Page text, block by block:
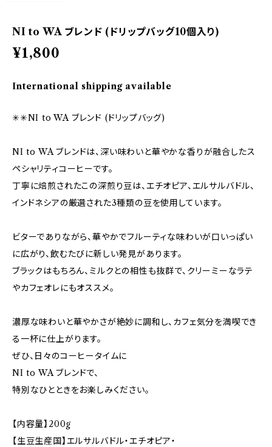
NI to WA ブレンド (ドリップバッグ10個入り)
¥1,800
International shipping available
✳︎✳︎NI to WA ブレンド (ドリップバッグ)
NI to WA ブレンドは、深い味わいと華やかな香りが融合したス
ペシャリティコーヒーです。
丁寧に焙煎されたこの深煎り豆は、エチオピア、エルサルバドル、
インドネシアの厳選された3種類の豆を使用しています。
ビターでありながら、華やかでフルーティな味わいが口いっぱい
に広がり、飲むたびに新しい発見があります。
ブラックはもちろん、ミルクとの相性も抜群で、クリーミーなラテ
やカフェオレにもオススメ。
濃厚な味わいと華やかさが絶妙に調和し、カフェ気分を満喫でき
る一杯に仕上がります。
ぜひ、日々のコーヒータイムに
NI to WA ブレンドで、
特別なひとときをお楽しみください。
【内容量】200g
【生豆生産国】エルサルバドル・エチオピア・